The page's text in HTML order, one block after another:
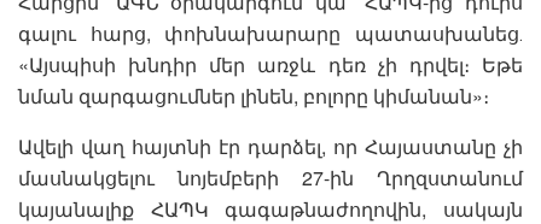
գալու հարց, փոխնախարարը պատասխանեց․
«Այսպիսի խնդիր մեր առջև դեռ չի դրվել։ Եթե
նման զարգացումներ լինեն, բոլորը կիմանան»։
Ավելի վաղ հայտնի էր դարձել, որ Հայաստանը չի
մասնակցելու նոյեմբերի 27-ին Ղրղզստանում
կայանալիք ՀԱՊԿ գագաթնաժողովին, սակայն